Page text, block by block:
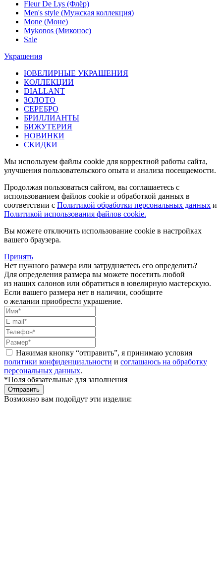
Fleur De Lys (Флёр)
Men's style (Мужская коллекция)
Mone (Моне)
Mykonos (Миконос)
Sale
Украшения
ЮВЕЛИРНЫЕ УКРАШЕНИЯ
КОЛЛЕКЦИИ
DIALLANT
ЗОЛОТО
СЕРЕБРО
БРИЛЛИАНТЫ
БИЖУТЕРИЯ
НОВИНКИ
СКИДКИ
Мы используем файлы cookie для корректной работы сайта,
улучшения пользовательского опыта и анализа посещаемости.
Продолжая пользоваться сайтом, вы соглашаетесь с
использованием файлов cookie и обработкой данных в
соответствии с Политикой обработки персональных данных и
Политикой использования файлов cookie.
Вы можете отключить использование cookie в настройках
вашего браузера.
Принять
Нет нужного размера или затрудняетесь его определить?
Для определения размера вы можете посетить любой
из наших салонов или обратиться в ювелирную мастерскую.
Если вашего размера нет в наличии, сообщите
о желании приобрести украшение.
Нажимая кнопку “отправить”, я принимаю условия
политики конфиденциальности и соглашаюсь на обработку
персональных данных.
*Поля обязательные для заполнения
Отправить
Возможно вам подойдут эти изделия: